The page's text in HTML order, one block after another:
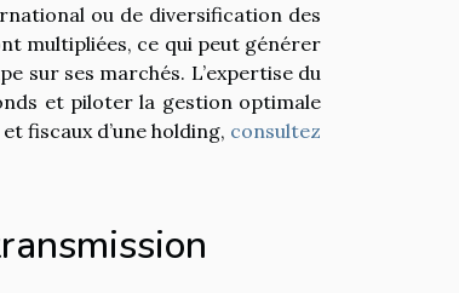
ou de diversification des
multipliées, ce qui peut générer
sur ses marchés. L’expertise du
et piloter la gestion optimale
fiscaux d’une holding, consultez